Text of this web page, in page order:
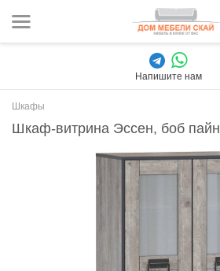
Напишите нам
Шкафы
Шкаф-витрина Эссен, боб пайн